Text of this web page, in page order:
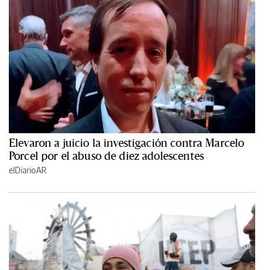
Elevaron a juicio la investigación contra Marcelo
Porcel por el abuso de diez adolescentes
elDiarioAR